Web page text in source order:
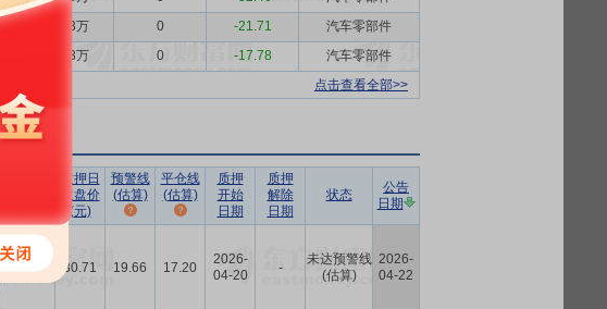
1933万 0 -21.71
汽车零部件
1933万 0 -17.78
汽车零部件
点击查看全部>>
质押日
收盘价
(元)
预警线
(估算)
平仓线
(估算)
质押
开始
日期
质押
解除
日期
状态
公告
日期
30.71 19.66 17.20
2026-
04-20
-
未达预警线
(估算)
2026-
04-22